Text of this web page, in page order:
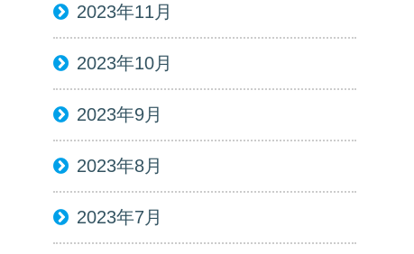
2023年11月
2023年10月
2023年9月
2023年8月
2023年7月